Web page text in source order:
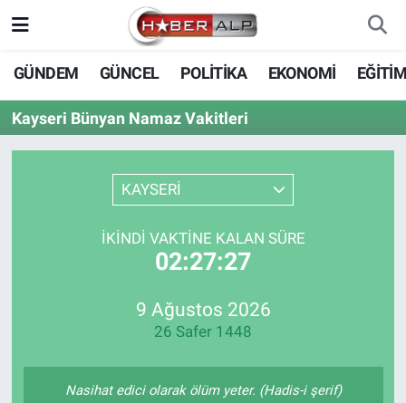
GÜNDEM GÜNCEL POLİTİKA EKONOMİ
Kayseri Bünyan Namaz Vakitleri
KAYSERİ
İKINDI VAKTINE KALAN SÜRE
02:27:27
9 Ağustos 2026
26 Safer 1448
Nasihat edici olarak ölüm yeter. (Hadis-i şerif)
Nöbetçi Eczaneler
Hava Durumu
Süper Lig Puan Durumu ve Fikstür
Son Dakika Haberleri